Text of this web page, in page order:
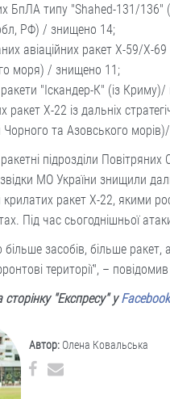
БпЛА типу "Shahed-131/136"
РФ) / знищено 14;
авіаційних ракет Х-59/Х-
моря) / знищено 11;
"Іскандер-К" (із Криму)/
ракет Х-22 із дальніх
Чорного та Азовського
підрозділи
МО України знищили
ракет Х-22, якими
Під час сьогоднішньої
більше засобів, більше
території", –
сторінку "Експресу" уFacebook
Автор: Олена Ковальська